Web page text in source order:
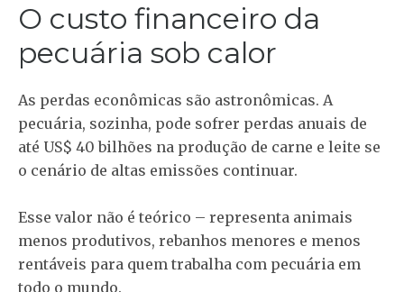
O custo financeiro da
pecuária sob calor
As perdas econômicas são astronômicas. A
pecuária, sozinha, pode sofrer perdas anuais de
até US$ 40 bilhões na produção de carne e leite se
o cenário de altas emissões continuar.
Esse valor não é teórico – representa animais
menos produtivos, rebanhos menores e menos
rentáveis para quem trabalha com pecuária em
todo o mundo.